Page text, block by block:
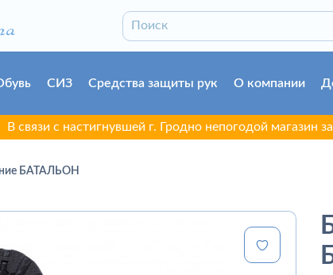
СИЗ Средства защиты рук О компании
с настигнувшей г. Гродно непогодой магазин
БАТАЛЬОН